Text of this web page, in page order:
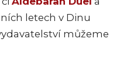
letech v Dinu
můžeme